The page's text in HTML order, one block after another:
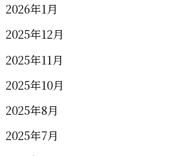
2026年1月
2025年12月
2025年11月
2025年10月
2025年8月
2025年7月